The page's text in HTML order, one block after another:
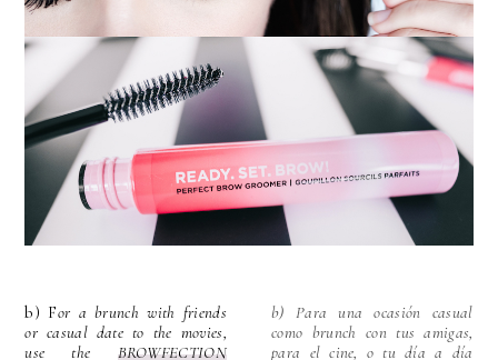
b) For a brunch with friends
or casual date to the movies,
use the BROWFECTION
b) Para una ocasión casual
como brunch con tus amigas,
para el cine, o tu día a día